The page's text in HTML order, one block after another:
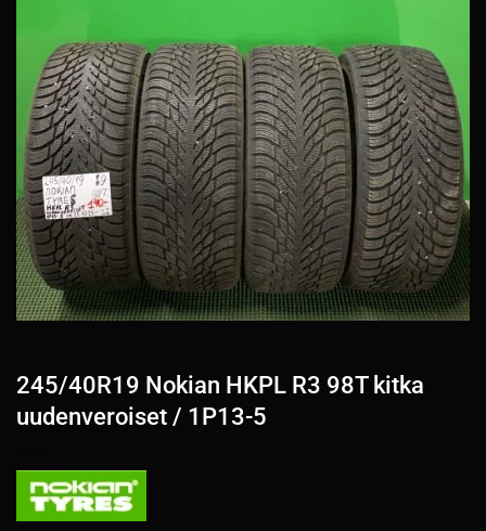
245/40R19 Nokian HKPL R3 98T kitka
uudenveroiset / 1P13-5